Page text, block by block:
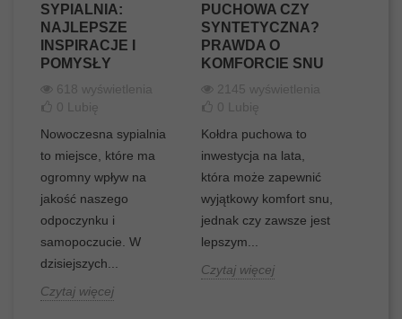
SYPIALNIA:
NAJLEPSZE
INSPIRACJE I
POMYSŁY
618 wyświetlenia
0
Lubię
Nowoczesna sypialnia
to miejsce, które ma
ogromny wpływ na
jakość naszego
odpoczynku i
samopoczucie. W
dzisiejszych...
Czytaj więcej
PUCHOWA CZY
SYNTETYCZNA?
PRAWDA O
KOMFORCIE SNU
2145 wyświetlenia
0
Lubię
Kołdra puchowa to
inwestycja na lata,
która może zapewnić
wyjątkowy komfort snu,
jednak czy zawsze jest
lepszym...
Czytaj więcej